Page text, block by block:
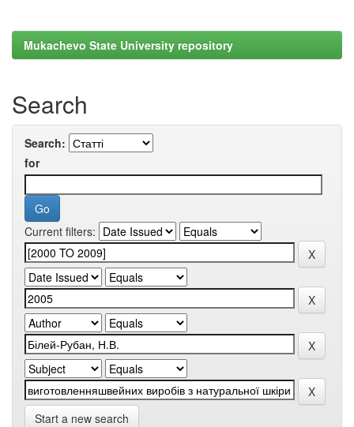
Mukachevo State University repository
Search
Search:
for
Current filters:
Start a new search